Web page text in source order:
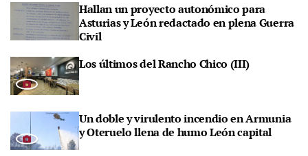
Hallan un proyecto autonómico para
Asturias y León redactado en plena Guerra
Civil
Los últimos del Rancho Chico (III)
Un doble y virulento incendio en Armunia
y Oteruelo llena de humo León capital